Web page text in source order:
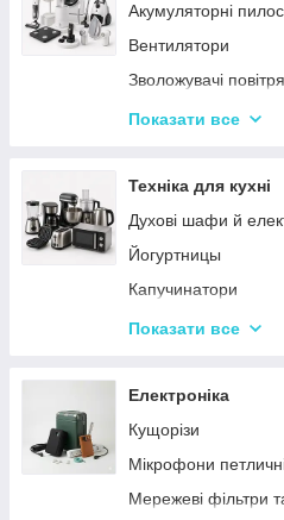
Тарілки
Акумуляторні
Вентилятори
Зволожувачі повітря
Пральні машинки
Набори для грумінгу
Машинки для
Праски
Отпариватели
Пилососи
Показати все
Техніка для кухні
Духові шафи й
Йогуртницы
Капучинатори
Інша дрібна техніка
Сендвічниці та
Соковичавниці
Мультиварки та
Міксери
Показати все
Електроніка
Кущорізи
Мікрофони
Мережеві фільтри